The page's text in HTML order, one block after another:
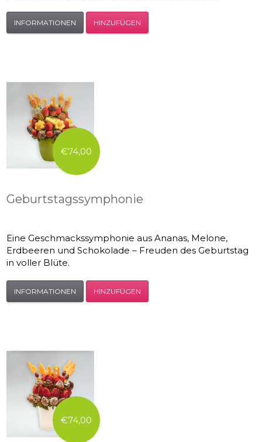
INFORMATIONEN HINZUFÜGEN
€74,00
Geburtstagssymphonie
Eine Geschmackssymphonie aus Ananas, Melone,
Erdbeeren und Schokolade – Freuden des Geburtstag
in voller Blüte.
INFORMATIONEN HINZUFÜGEN
€74,00